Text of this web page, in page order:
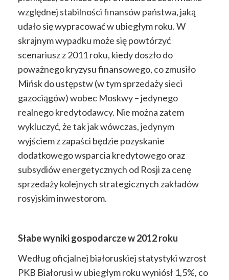
względnej stabilności finansów państwa, jaką
udało się wypracować w ubiegłym roku. W
skrajnym wypadku może się powtórzyć
scenariusz z 2011 roku, kiedy doszło do
poważnego kryzysu finansowego, co zmusiło
Mińsk do ustępstw (w tym sprzedaży sieci
gazociągów) wobec Moskwy – jedynego
realnego kredytodawcy. Nie można zatem
wykluczyć, że tak jak wówczas, jedynym
wyjściem z zapaści będzie pozyskanie
dodatkowego wsparcia kredytowego oraz
subsydiów energetycznych od Rosji za cenę
sprzedaży kolejnych strategicznych zakładów
rosyjskim inwestorom.
Słabe wyniki gospodarcze w 2012 roku
Według oficjalnej białoruskiej statystyki wzrost
PKB Białorusi w ubiegłym roku wyniósł 1,5%, co